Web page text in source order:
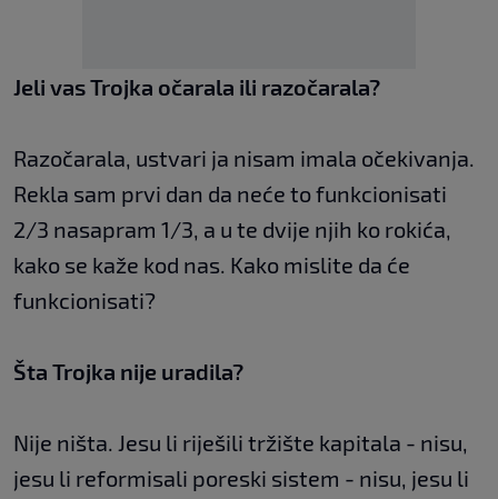
Jeli vas Trojka očarala ili razočarala?
Razočarala, ustvari ja nisam imala očekivanja.
Rekla sam prvi dan da neće to funkcionisati
2/3 nasapram 1/3, a u te dvije njih ko rokića,
kako se kaže kod nas. Kako mislite da će
funkcionisati?
Šta Trojka nije uradila?
Nije ništa. Jesu li riješili tržište kapitala - nisu,
jesu li reformisali poreski sistem - nisu, jesu li